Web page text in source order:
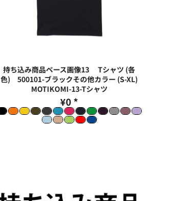
持ち込み商品ベース画像13 Tシャツ (各
色) 500101-ブラックその他カラー (S-XL)
MOTIKOMI-13-Tシャツ
¥0 *